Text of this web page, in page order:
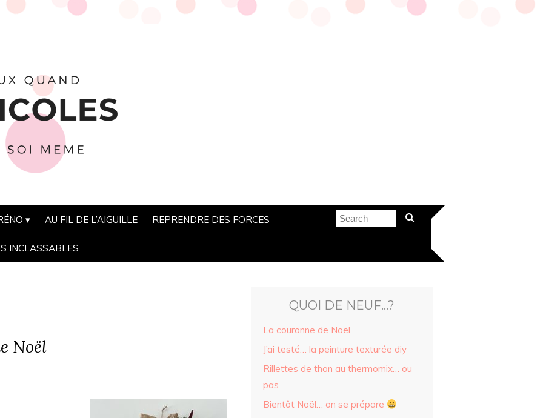
AU FIL DE L’AIGUILLE REPRENDRE DES FORCES
INCLASSABLES
Noël
QUOI DE NEUF…?
La couronne de Noël
J’ai testé… la peinture texturée diy
Rillettes de thon au thermomix… ou
pas
Bientôt Noël… on se prépare